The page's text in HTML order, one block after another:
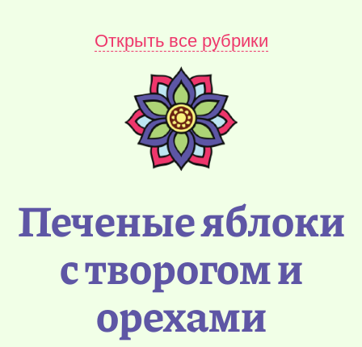
Открыть все рубрики
Печеные яблоки
с творогом и
орехами